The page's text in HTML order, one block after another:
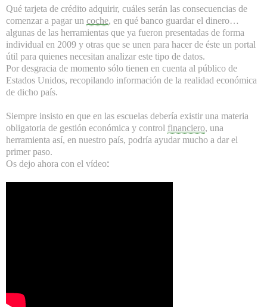
Qué tarjeta de crédito adquirir, cuáles serán las consecuencias de
comenzar a pagar un coche, en qué banco guardar el dinero…
algunas de las herramientas que ya fueron presentadas de forma
individual en 2009 y otras que se unen para hacer de éste un portal
útil para quienes necesitan analizar este tipo de datos.
Por desgracia de momento sólo tienen en cuenta al público de
Estados Unidos, recopilando información de la realidad económica
de dicho país.
Siempre insisto en que en las escuelas debería existir una materia
obligatoria de gestión económica y control financiero, una
herramienta así, en nuestro país, podría ayudar mucho a dar el
primer paso.
Os dejo ahora con el vídeo: